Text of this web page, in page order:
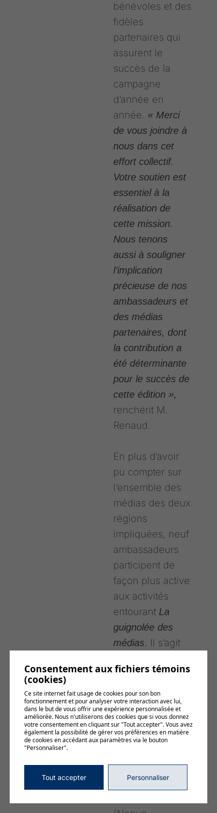
bénévoles et des
fidèles
partenaires qui
assurent le
succès de la
campagne
d’année en
année. « Merci
de vous joindre à
nous dans cet
effort collectif.
Votre soutien est
essentiel à la
réalisation de
cette mission.
Nous tenons
aussi à souligner
l’implication
précieuse de nos
ambassadeurs et
des médias
partenaires, dont
la contribution a
été déterminante
pour le succès de
cette édition »,
renchérit M.
Renaud.
En plus d’avoir
pu compter sur
l’ensemble des
médias des deux
régions
impliquées, neuf
ambassadeurs
participent de
façon plus active
aux activités
entourant La
guignolée des
médias. Il s’agit
Bédard (Cogeco
Média – Rythme
FM 100.1 et 106,9
FM),Stéphanie
Veillette
92,9),Marie-
Claude Paradis-
Consentement aux fichiers témoins
(cookies)
Ce site internet fait usage de cookies pour son bon
fonctionnement et pour analyser votre interaction avec lui,
dans le but de vous offrir une expérience personnalisée et
améliorée. Nous n'utiliserons des cookies que si vous donnez
votre consentement en cliquant sur "Tout accepter". Vous avez
également la possibilité de gérer vos préférences en matière
de cookies en accédant aux paramètres via le bouton
"Personnaliser".
Tout accepter Personnaliser